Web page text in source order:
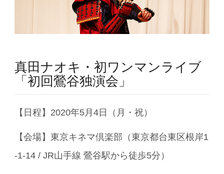
真田ナオキ・初ワンマンライブ
「初回鶯谷独演会」
【日程】2020年5月4日（月・祝）
【会場】東京キネマ倶楽部（東京都台東区根岸1
-1-14 / JR山手線 鶯谷駅から徒歩5分）